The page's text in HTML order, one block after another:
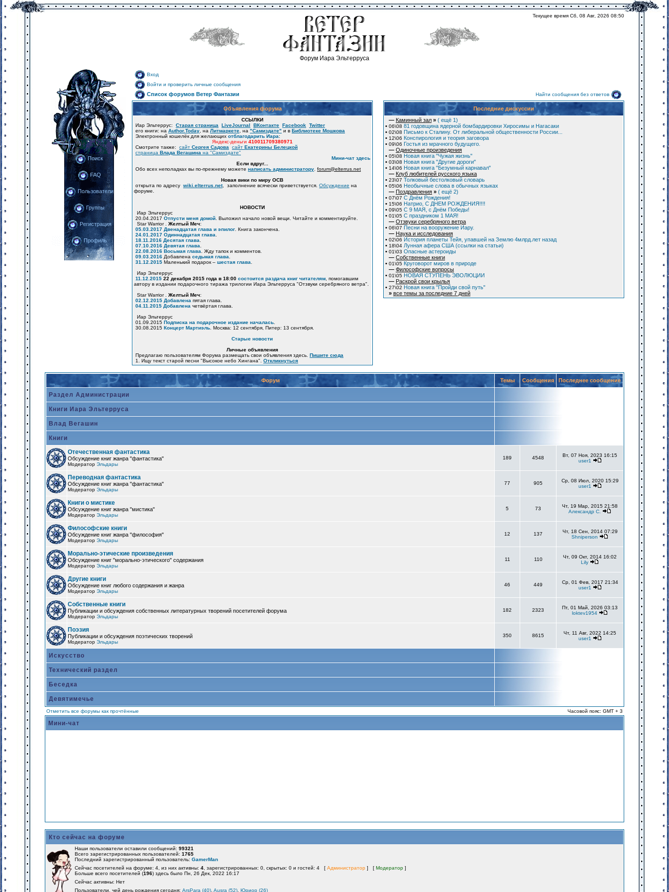
Форум Иара Эльтерруса
Текущее время Сб, 08 Авг, 2026 08:50
Поиск
FAQ
Пользователи
Группы
Регистрация
Профиль
Вход
Войти и проверить личные сообщения
Список форумов Ветер Фантазии Найти сообщения без ответов
Объявления форума
ССЫЛКИ
Иар Эльтеррус: Старая страница LiveJournal ВКонтакте Facebook Twitter
его книги: на Author.Today , на Литмаркете , на "Самиздате" и в Библиотеке Мошкова
Электронный кошелёк для желающих отблагодарить Иара:
Яндекс-деньги 410011709380971
Смотрите также: сайт Сергея Садова сайт Екатерины Белецкой
страница Влада Вегашина на "Самиздате"
Мини-чат здесь
Если вдруг...
Обо всех неполадках вы по-прежнему можете написать администратору forum@elterrus.net
Новая вики по миру ОСВ
открыта по адресу wiki.elterrus.net, заполнение всячески приветствуется. Обсуждение на
форуме.
НОВОСТИ
Иар Эльтеррус
20.04.2017 Отпусти меня домой . Выложил начало новой вещи. Читайте и комментируйте.
Star Warrior . Желтый Меч:
05.03.2017 Двенадцатая глава и эпилог . Книга закончена.
24.01.2017 Одиннадцатая глава
18.11.2016 Десятая глава
07.10.2016 Девятая глава
22.08.2016 Восьмая глава . Жду тапок и комментов.
09.03.2016 Добавлена седьмая глава
31.12.2015 Маленький подарок – шестая глава
Иар Эльтеррус
11.12.2015 22 декабря 2015 года в 18:00 состоится раздача книг читателям , помогавшим
автору в издании подарочного тиража трилогии Иара Эльтерруса "Отзвуки серебряного ветра".
Star Warrior . Желтый Меч:
02.12.2015 Добавлена пятая глава.
04.11.2015 Добавлена четвёртая глава.
Иар Эльтеррус
01.09.2015 Подписка на подарочное издание началась
30.08.2015 Концерт Мартиэль . Москва: 12 сентября, Питер: 13 сентября.
Старые новости
Личные объявления
Предлагаю пользователям Форума размещать свои объявления здесь. Пишите сюда
1. Ищу текст старой песни "Высокое небо Хингана". Откликнуться
Последние дискуссии
— Каминный зал » ( ещё 1)
• 06\08 81 годовщина ядерной бомбардировки Хиросимы и Нагасаки
• 02\08 Письмо к Сталину. От либеральной общественности России...
• 12\06 Конспирология и теория заговора
• 09\06 Гостья из мрачного будущего.
— Одиночные произведения
• 05\08 Новая книга "Чужая жизнь"
• 03\08 Новая книга "Другие дороги"
• 14\06 Новая книга "Безумный карнавал"
— Клуб любителей русского языка
• 23\07 Толковый бестолковый словарь
• 05\06 Необычные слова в обычных языках
— Поздравления » ( ещё 2)
• 07\07 С Днём Рождения!
• 15\06 Натрио, С ДНЕМ РОЖДЕНИЯ!!!!
• 09\05 С 9 МАЯ, с Днём Победы!
• 01\05 C праздником 1 МАЯ!
— Отзвуки серебряного ветра
• 06\07 Песни на вооружение Иару.
— Наука и исследования
• 02\06 История планеты Тейя, упавшей на Землю 4млрд.лет назад
• 18\04 Лунная афера США (ссылки на статьи)
• 01\03 Опасные астероиды
— Собственные книги
• 01\05 Круговорот миров в природе
— Философские вопросы
• 01\05 НОВАЯ СТУПЕНЬ ЭВОЛЮЦИИ
— Раскрой свои крылья
• 27\02 Новая книга "Пройди свой путь"
» все темы за последние 7 дней
Форум Темы Сообщения Последнее сообщение
Раздел Администрации
Книги Иара Эльтерруса
Влад Вегашин
Книги
Отечественная фантастика
Обсуждение книг жанра "фантастика"
Модератор Эльдары
189 4548
Вт, 07 Ноя, 2023 16:15
user1
Переводная фантастика
Обсуждение книг жанра "фантастика"
Модератор Эльдары
77 905
Ср, 08 Июл, 2020 15:29
user1
Книги о мистике
Обсуждение книг жанра "мистика"
Модератор Эльдары
5 73
Чт, 19 Мар, 2015 21:58
Александр С.
Философские книги
Обсуждение книг жанра "философия"
Модератор Эльдары
12 137
Чт, 18 Сен, 2014 07:29
Shniperson
Морально-этические произведения
Обсуждение книг "морально-этического" содержания
Модератор Эльдары
11 110
Чт, 09 Окт, 2014 16:02
Lily
Другие книги
Обсуждение книг любого содержания и жанра
Модератор Эльдары
46 449
Ср, 01 Фев, 2017 21:34
user1
Собственные книги
Публикации и обсуждения собственных литературных творений посетителей форума
Модератор Эльдары
182 2323
Пт, 01 Май, 2026 03:13
loktev1954
Поэзия
Публикации и обсуждения поэтических творений
Модератор Эльдары
350 8615
Чт, 11 Авг, 2022 14:25
user1
Искусство
Технический раздел
Беседка
Девятимечье
Отметить все форумы как прочтённые Часовой пояс: GMT + 3
Мини-чат
Кто сейчас на форуме
Наши пользователи оставили сообщений: 99321
Всего зарегистрированных пользователей: 1765
Последний зарегистрированный пользователь: GamerMan
Сейчас посетителей на форуме: 4, из них активны: 4 , зарегистрированных: 0, скрытых: 0 и гостей: 4 [ Администратор ] [ Модератор ]
Больше всего посетителей (196) здесь было Пн, 26 Дек, 2022 16:17
Сейчас активны: Нет
Пользователи, чей день рождения сегодня: ArsPara (40) Ausra (52) Юриор (26)